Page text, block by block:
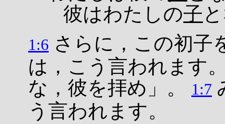
彼はわたしの子
1:6 さらに，この初子
は，こう言われます
な，彼を拝め」。
1:7
う言われます。